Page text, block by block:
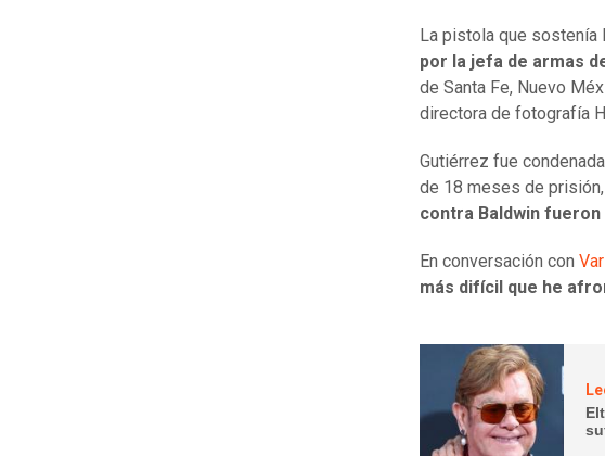
La pistola que sostenía
por la jefa de armas
de Santa Fe, Nuevo
directora de fotografía
Gutiérrez fue
de 18 meses de
contra Baldwin
En conversación con
más difícil que he